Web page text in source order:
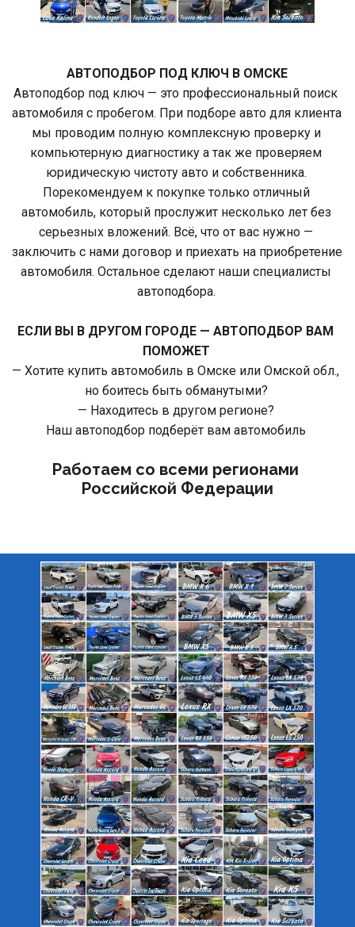
АВТОПОДБОР ПОД КЛЮЧ В ОМСКЕ
Автоподбор под ключ — это профессиональный поиск
автомобиля с пробегом. При подборе авто для клиента
мы проводим полную комплексную проверку и
компьютерную диагностику а так же проверяем
юридическую чистоту авто и собственника.
Порекомендуем к покупке только отличный
автомобиль, который прослужит несколько лет без
серьезных вложений. Всё, что от вас нужно —
заключить с нами договор и приехать на приобретение
автомобиля. Остальное сделают наши специалисты
автоподбора.
ЕСЛИ ВЫ В ДРУГОМ ГОРОДЕ — АВТОПОДБОР ВАМ
ПОМОЖЕТ
— Хотите купить автомобиль в Омске или Омской обл.,
но боитесь быть обманутыми?
— Находитесь в другом регионе?
Наш автоподбор подберёт вам автомобиль
Работаем со всеми регионами
Российской Федерации